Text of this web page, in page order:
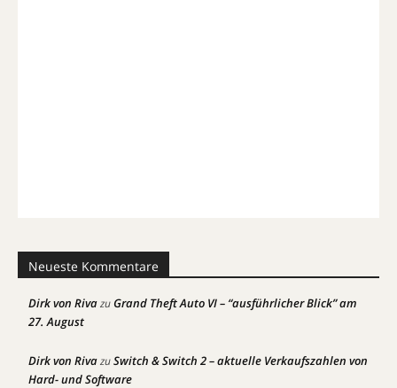
Neueste Kommentare
Dirk von RivazuGrand Theft Auto VI – “ausführlicher Blick” am
27. August
Dirk von RivazuSwitch & Switch 2 – aktuelle Verkaufszahlen von
Hard- und Software